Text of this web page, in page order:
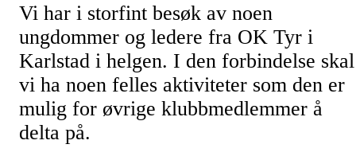
Vi har i storfint besøk av noen
ungdommer og ledere fra OK Tyr i
Karlstad i helgen. I den forbindelse skal
vi ha noen felles aktiviteter som den er
mulig for øvrige klubbmedlemmer å
delta på.